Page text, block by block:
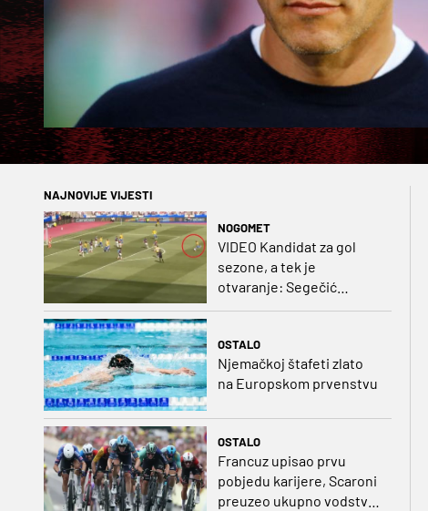
NAJNOVIJE VIJESTI
NOGOMET
VIDEO Kandidat za gol
sezone, a tek je
otvaranje: Segečić
OSTALO
Njemačkoj štafeti zlato
na Europskom prvenstvu
OSTALO
Francuz upisao prvu
pobjedu karijere, Scaroni
preuzeo ukupno vodstvo